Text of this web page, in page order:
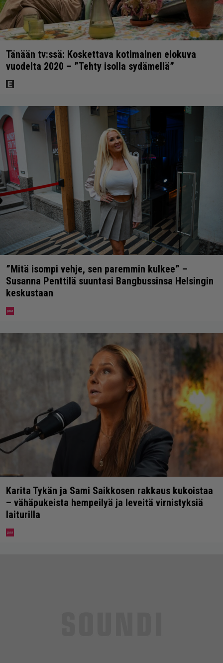
Tänään tv:ssä: Koskettava kotimainen elokuva
vuodelta 2020 – ”Tehty isolla sydämellä”
”Mitä isompi vehje, sen paremmin kulkee” –
Susanna Penttilä suuntasi Bangbussinsa Helsingin
keskustaan
Karita Tykän ja Sami Saikkosen rakkaus kukoistaa
– vähäpukeista hempeilyä ja leveitä virnistyksiä
laiturilla